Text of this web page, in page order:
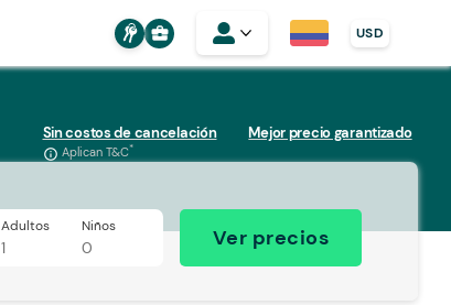
business_center USD
Sin costos de cancelación
info_outline Aplican T&C*
Mejor precio garantizado
Adultos
1
Niños
0 Ver precios